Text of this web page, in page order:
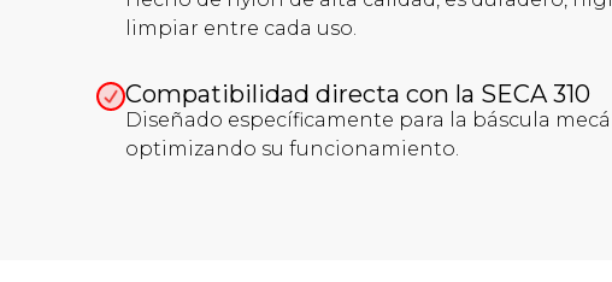
limpiar entre cada uso.
Compatibilidad directa con la SECA 310
Diseñado específicamente para la báscula
optimizando su funcionamiento.